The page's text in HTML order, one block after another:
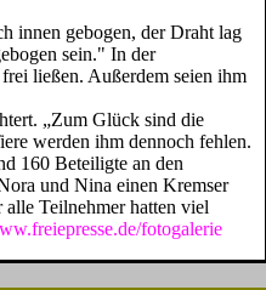
innen ge­bogen, der Draht lag
sein." In der
ließen. Außerdem seien ihm
„Zum Glück sind die
werden ihm dennoch fehlen.
160 Beteiligte an den
und Nina einen Kremser
Teil­nehmer hatten viel
fotogalerie